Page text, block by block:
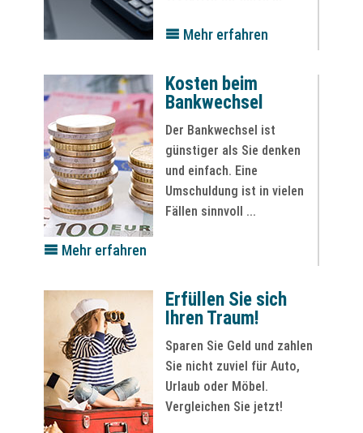
Mehr erfahren
Kosten beim
Bankwechsel
Der Bankwechsel ist
günstiger als Sie denken
und einfach. Eine
Umschuldung ist in vielen
Fällen sinnvoll ...
Mehr erfahren
Erfüllen Sie sich
Ihren Traum!
Sparen Sie Geld und zahlen
Sie nicht zuviel für Auto,
Urlaub oder Möbel.
Vergleichen Sie jetzt!